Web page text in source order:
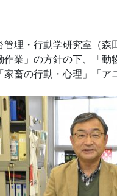
理・行動学研究室（森
作業」の方針の下、「
畜の行動・心理」「